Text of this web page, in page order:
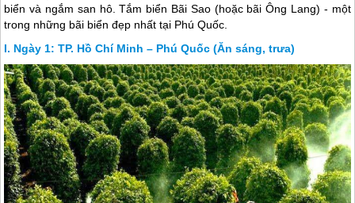
biển và ngắm san hô. Tắm biển Bãi Sao (hoặc bãi Ông Lang) - một
trong những bãi biển đẹp nhất tại Phú Quốc
Ngày 1: TP. Hồ Chí Minh – Phú Quốc (Ăn sáng, trưa)